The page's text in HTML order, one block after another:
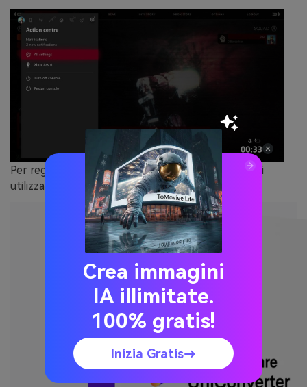
Per registrare un gioco sul computer, si consiglia di
utilizzare Wondershare UniConverter.
Crea immagini
IA illimitate.
100% gratis!
Inizia Gratis→